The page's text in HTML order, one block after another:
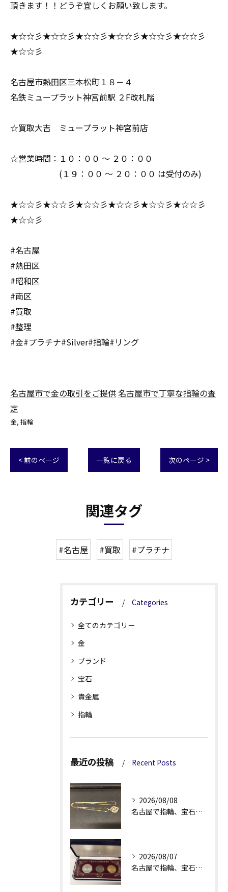
頂きます！！どうぞ宜しくお願い致します。
★☆☆彡★☆☆彡★☆☆彡★☆☆彡★☆☆彡★☆☆彡
★☆☆彡
名古屋市熱田区三本松町１８－４
名鉄ミュープラット神宮前駅 ２F改札階
☆買取大吉 ミュープラット神宮前店
☆営業時間：１０：００ ～ ２０：００
(１９：００ ～ ２０：００ は受付のみ)
★☆☆彡★☆☆彡★☆☆彡★☆☆彡★☆☆彡★☆☆彡
★☆☆彡
#名古屋
#熱田区
#昭和区
#南区
#買取
#整理
#金#プラチナ#Silver#指輪#リング
名古屋市で金の取引をご提供 名古屋市で丁寧な指輪の査
定
金 指輪
< 前のページ 一覧に戻る 次のページ >
関連タグ
#名古屋 #買取 #プラチナ
カテゴリー Categories
全てのカテゴリー
金
ブランド
宝石
貴金属
指輪
最近の投稿 Recent Posts
2026/08/08
名古屋で指輪、宝石買取なら当店で！！。
2026/08/07
名古屋で指輪、宝石買取なら当店で！！。